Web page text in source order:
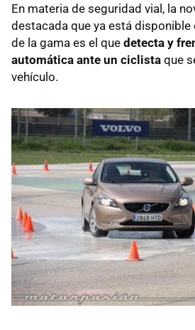
En materia de seguridad vial, la
destacada que ya está
de la gama es el que detecta y
automática ante un ciclista que
vehículo.